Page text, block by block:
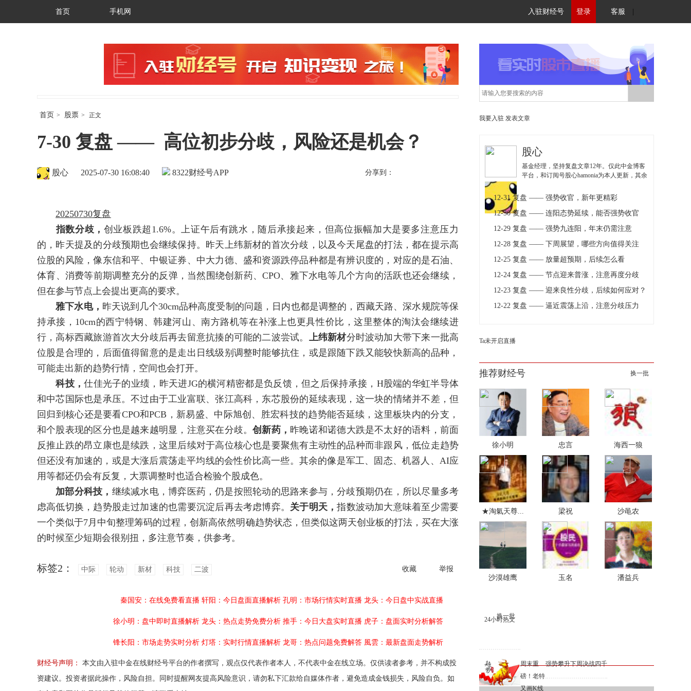
首页 手机网 入驻财经号 登录 客服
首页 > 股票 > 正文
7-30 复盘 —— 高位初步分歧，风险还是机会？
财经号APP
股心 2025-07-30 16:08:40 8322 分享到：
20250730复盘
指数分歧， 创业板跌超1.6%。上证午后有跳水，随后承接起来，但高位振幅加大是要多注意压力
的，昨天提及的分歧预期也会继续保持。昨天上纬新材的首次分歧，以及今天尾盘的打法，都在提示高
位股的风险，像东信和平、中银证券、中大力德、盛和资源跌停品种都是有辨识度的，对应的是石油、
体育、消费等前期调整充分的反弹，当然围绕创新药、CPO、雅下水电等几个方向的活跃也还会继续，
但在参与节点上会提出更高的要求。
雅下水电， 昨天说到几个30cm品种高度受制的问题，日内也都是调整的，西藏天路、深水规院等保
持承接，10cm的西宁特钢、韩建河山、南方路机等在补涨上也更具性价比，这里整体的淘汰会继续进
行，高标西藏旅游首次大分歧后再去留意抗揍的可能的二波尝试。 上纬新材分时波动加大带下来一批高
位股是合理的，后面值得留意的是走出日线级别调整时能够抗住，或是跟随下跌又能较快新高的品种，
可能走出新的趋势行情，空间也会打开。
科技，仕佳光子的业绩，昨天进JG的横河精密都是负反馈，但之后保持承接，H股端的华虹半导体
和中芯国际也是承压。不过由于工业富联、张江高科，东芯股份的延续表现，这一块的情绪并不差，但
回归到核心还是要看CPO和PCB，新易盛、中际旭创、胜宏科技的趋势能否延续，这里板块内的分支，
和个股表现的区分也是越来越明显，注意买在分歧。创新药， 昨晚诺和诺德大跌是不太好的语料，前面
反推止跌的昂立康也是续跌，这里后续对于高位核心也是要聚焦有主动性的品种而非跟风，低位走趋势
但还没有加速的，或是大涨后震荡走平均线的会性价比高一些。其余的像是军工、固态、机器人、AI应
用等都还仍会有反复，大票调整时也适合检验个股成色。
加部分科技， 继续减水电，博弈医药，仍是按照轮动的思路来参与，分歧预期仍在，所以尽量多考
虑高低切换，趋势股走过加速的也需要沉淀后再去考虑博弈。 关于明天，指数波动加大意味着至少需要
一个类似于7月中旬整理筹码的过程，创新高依然明确趋势状态，但类似这两天创业板的打法，买在大涨
的时候至少短期会很别扭，多注意节奏，供参考。
收藏 举报
标签2： 中际 轮动 新材 科技 二波
秦国安：在线免费看直播 轩阳：今日盘面直播解析 孔明：市场行情实时直播 龙头：今日盘中实战直播
徐小明：盘中即时直播解析 龙头：热点走势免费分析 推手：今日大盘实时直播 虎子：盘面实时分析解答
锋长阳：市场走势实时分析 灯塔：实时行情直播解析 龙哥：热点问题免费解答 風雲：最新盘面走势解析
财经号声明：
本文由入驻中金在线财经号平台的作者撰写，观点仅代表作者本人，不代表中金在线立场。仅供读者参考，并不构成投
资建议。投资者据此操作，风险自担。同时提醒网友提高风险意识，请勿私下汇款给自媒体作者，避免造成金钱损失，风险自负。如
我要入驻 发表文章
股心
基金经理，坚持复盘文章12年。仅此中金博客
平台，和订阅号股心hamonia为本人更新，其余
12-31 复盘 —— 强势收官，新年更精彩
12-30 复盘 —— 连阳态势延续，能否强势收官
12-29 复盘 —— 强势九连阳，年末仍需注意
12-28 复盘 —— 下周展望，哪些方向值得关注
12-25 复盘 —— 放量超预期，后续怎么看
12-24 复盘 —— 节点迎来普涨，注意再度分歧
12-23 复盘 —— 迎来良性分歧，后续如何应对？
12-22 复盘 —— 逼近震荡上沿，注意分歧压力
Ta未开启直播
推荐财经号 换一批
徐小明 忠言 海西一狼
★淘氣天尊... 梁祝 沙黾农
沙漠雄鹰 玉名 潘益兵
24小时热文
换一批
周末重
磅！老特
又画K线
强势攀升下周决战四千